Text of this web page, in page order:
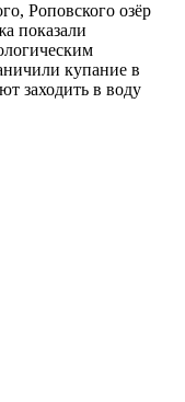
Роповского озёр
показали
купание в
заходить в воду